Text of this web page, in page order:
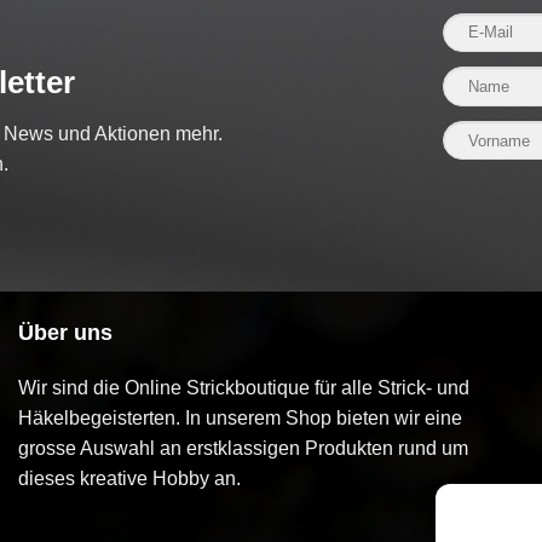
und Aktionen mehr.
Über uns
Wir sind die Online Strickboutique für alle Strick- und
Häkelbegeisterten. In unserem Shop bieten wir eine
grosse Auswahl an erstklassigen Produkten rund um
dieses kreative Hobby an.